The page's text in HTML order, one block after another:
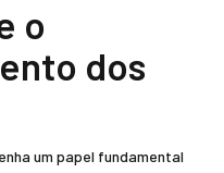
o
dos
um papel fundamental